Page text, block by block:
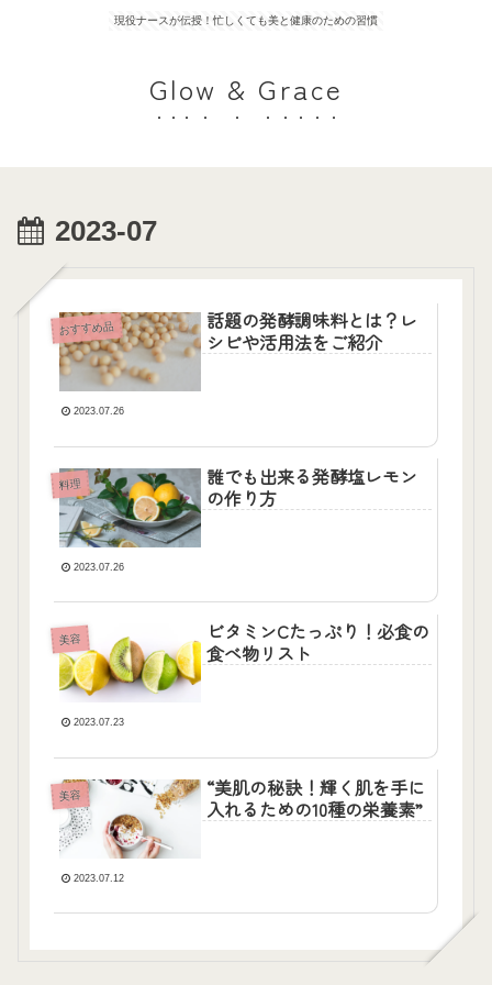
現役ナースが伝授！忙しくても美と健康のための習慣
Glow & Grace
2023-07
おすすめ品
話題の発酵調味料とは？レ
シピや活用法をご紹介
2023.07.26
料理
誰でも出来る発酵塩レモン
の作り方
2023.07.26
美容
ビタミンCたっぷり！必食の
食べ物リスト
2023.07.23
美容
“美肌の秘訣！輝く肌を手に
入れるための10種の栄養素”
2023.07.12